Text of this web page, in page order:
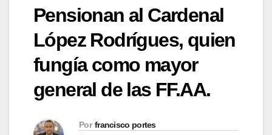
Pensionan al Cardenal
López Rodrígues, quien
fungía como mayor
general de las FF.AA.
Por francisco portes